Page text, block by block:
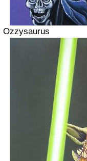
Ozzysaurus